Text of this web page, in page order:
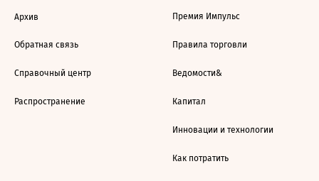
Архив
Обратная связь
Справочный центр
Распространение
Премия Импульс
Правила торговли
Ведомости&
Капитал
Инновации и технологии
Как потратить